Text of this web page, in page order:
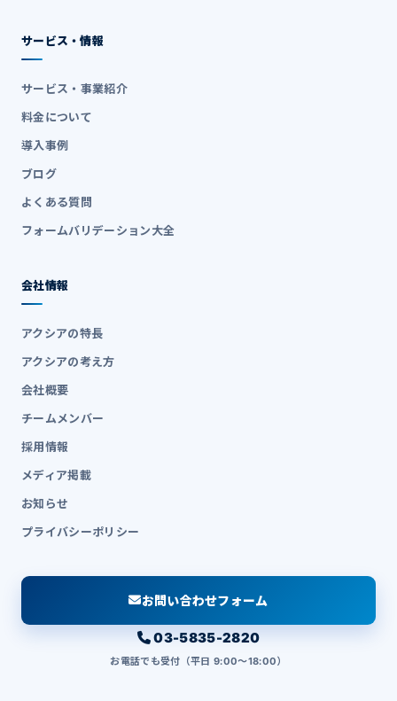
サービス・情報
サービス・事業紹介
料金について
導入事例
ブログ
よくある質問
フォームバリデーション大全
会社情報
アクシアの特長
アクシアの考え方
会社概要
チームメンバー
採用情報
メディア掲載
お知らせ
プライバシーポリシー
お問い合わせフォーム
03-5835-2820
お電話でも受付（平日 9:00〜18:00）